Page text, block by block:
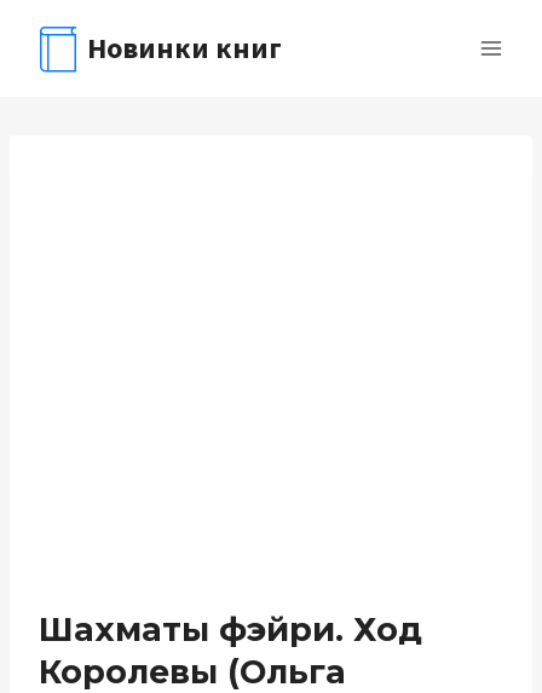
содержимому
Новинки книг
Шахматы фэйри. Ход
Королевы (Ольга